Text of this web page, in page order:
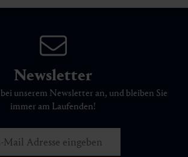
Newsletter
unserem Newsletter an, und bleiben Sie
immer am Laufenden!